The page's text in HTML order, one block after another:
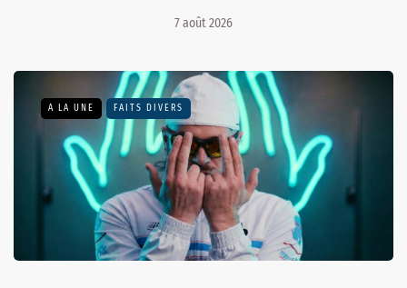
7 août 2026
A LA UNE FAITS DIVERS